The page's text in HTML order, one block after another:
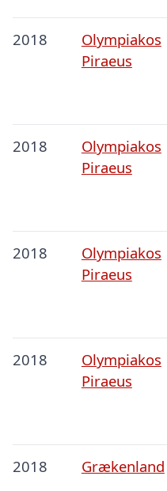
2018
Olympiakos
Piraeus
2018
Olympiakos
Piraeus
2018
Olympiakos
Piraeus
2018
Olympiakos
Piraeus
2018 Grækenland